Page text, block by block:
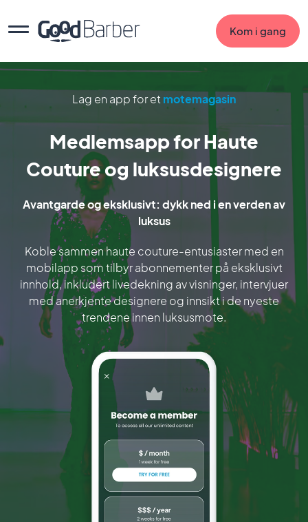
Kom i gang
Lag en app for et motemagasin
Medlemsapp for Haute
Couture og luksusdesignere
Avantgarde og eksklusivt: dykk ned i en verden av
luksus
Koble sammen haute couture-entusiaster med en
mobilapp som tilbyr abonnementer på eksklusivt
innhold, inkludert livedekning av visninger, intervjuer
med anerkjente designere og innsikt i de nyeste
trendene innen luksusmote.